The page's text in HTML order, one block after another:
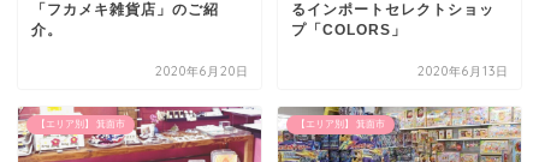
「フカメキ雑貨店」のご紹
介。
2020年6月20日
るインポートセレクトショッ
プ「COLORS」
2020年6月13日
【エリア別】 箕面市 【エリア別】 箕面市